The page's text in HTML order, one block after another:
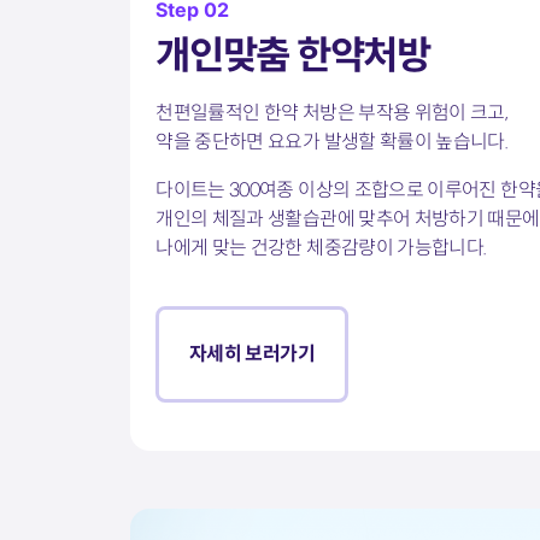
Step 02
개인맞춤 한약처방
천편일률적인 한약 처방은 부작용 위험이 크고,
약을 중단하면 요요가 발생할 확률이 높습니다.
다이트는 300여종 이상의 조합으로 이루어진 한약
개인의 체질과 생활습관에 맞추어 처방하기 때문에
나에게 맞는 건강한 체중감량이 가능합니다.
자세히 보러가기